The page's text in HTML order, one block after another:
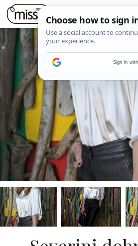
Sign in